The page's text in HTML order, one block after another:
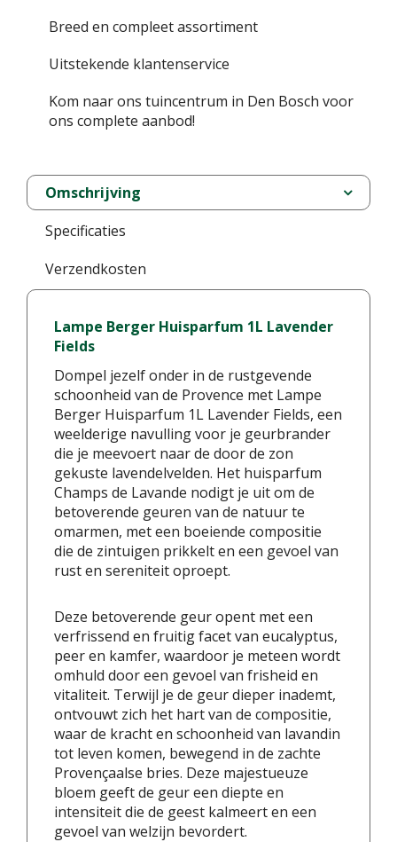
Breed en compleet assortiment
Uitstekende klantenservice
Kom naar ons tuincentrum in Den Bosch voor
ons complete aanbod!
Omschrijving
Specificaties
Verzendkosten
Lampe Berger Huisparfum 1L Lavender
Fields
Dompel jezelf onder in de rustgevende
schoonheid van de Provence met Lampe
Berger Huisparfum 1L Lavender Fields, een
weelderige navulling voor je geurbrander
die je meevoert naar de door de zon
gekuste lavendelvelden. Het huisparfum
Champs de Lavande nodigt je uit om de
betoverende geuren van de natuur te
omarmen, met een boeiende compositie
die de zintuigen prikkelt en een gevoel van
rust en sereniteit oproept.
Deze betoverende geur opent met een
verfrissend en fruitig facet van eucalyptus,
peer en kamfer, waardoor je meteen wordt
omhuld door een gevoel van frisheid en
vitaliteit. Terwijl je de geur dieper inademt,
ontvouwt zich het hart van de compositie,
waar de kracht en schoonheid van lavandin
tot leven komen, bewegend in de zachte
Provençaalse bries. Deze majestueuze
bloem geeft de geur een diepte en
intensiteit die de geest kalmeert en een
gevoel van welzijn bevordert.